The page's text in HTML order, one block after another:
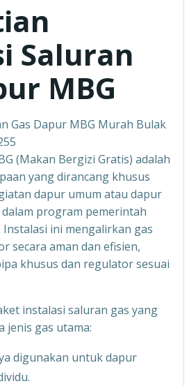
Saluran
MBG
Gas Dapur MBG Murah Bulak
(Makan Bergizi Gratis) adalah
yang dirancang khusus
dapur umum atau dapur
program pemerintah
ini mengalirkan gas
secara aman dan efisien,
khusus dan regulator sesuai
instalasi saluran gas yang
jenis gas utama:
digunakan untuk dapur